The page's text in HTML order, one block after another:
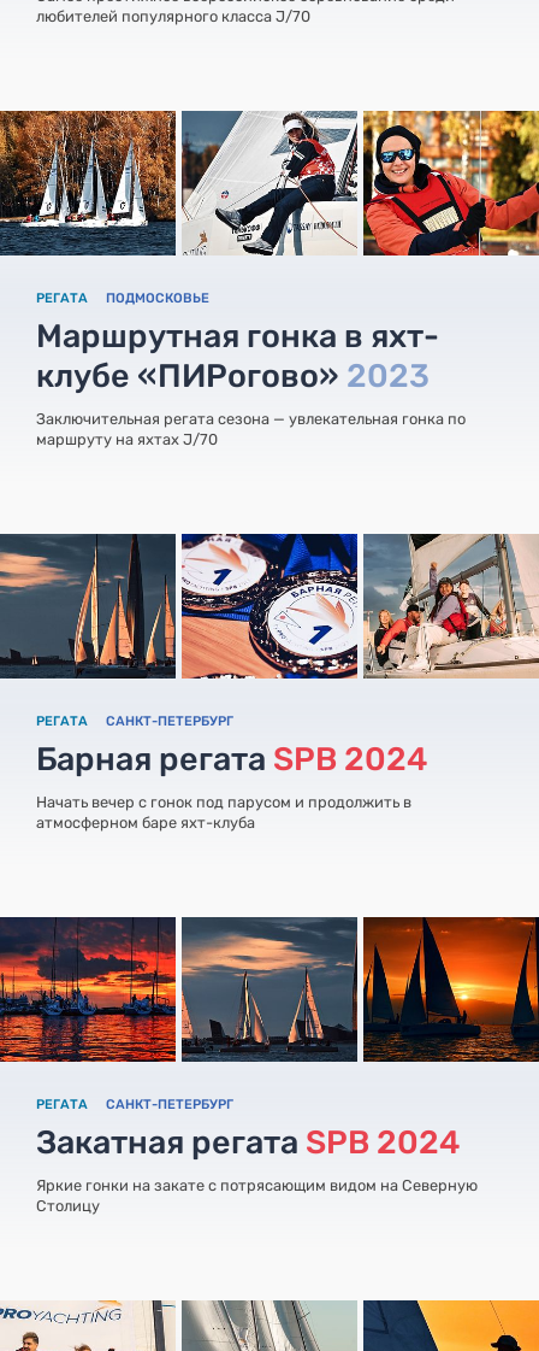
любителей популярного класса J/70
РЕГАТА ПОДМОСКОВЬЕ
Маршрутная гонка в яхт-
клубе «ПИРогово» 2023
Заключительная регата сезона — увлекательная гонка по
маршруту на яхтах J/70
РЕГАТА САНКТ-ПЕТЕРБУРГ
Барная регата SPB 2024
Начать вечер с гонок под парусом и продолжить в
атмосферном баре яхт-клуба
РЕГАТА САНКТ-ПЕТЕРБУРГ
Закатная регата SPB 2024
Яркие гонки на закате с потрясающим видом на Северную
Столицу